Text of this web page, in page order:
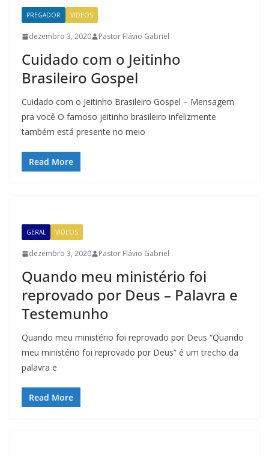
PREGADOR VIDEOS
dezembro 3, 2020 Pastor Flávio Gabriel
Cuidado com o Jeitinho
Brasileiro Gospel
Cuidado com o Jeitinho Brasileiro Gospel – Mensagem
pra você O famoso jeitinho brasileiro infelizmente
também está presente no meio
Read More
GERAL VIDEOS
dezembro 3, 2020 Pastor Flávio Gabriel
Quando meu ministério foi
reprovado por Deus – Palavra e
Testemunho
Quando meu ministério foi reprovado por Deus “Quando
meu ministério foi reprovado por Deus” é um trecho da
palavra e
Read More